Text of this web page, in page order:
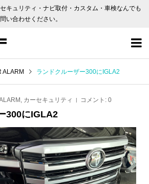
キュリティ・ナビ取付・カスタム・車検なんでも
い合わせください。

ALARM ランドクルーザー300にIGLA2
, カーセキュリティ コメント: 0
300にIGLA2